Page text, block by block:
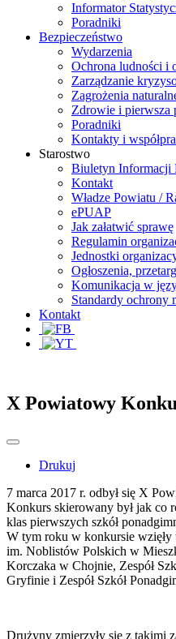
Informator
Poradniki
Bezpieczeństwo
Wydarzenia
Ochrona ludności i
Zarządzanie
Zagrożenia
Zdrowie i pierwsza
Poradniki
Kontakty i
Starostwo
Biuletyn Informacji
Kontakt
Władze Powiatu /
ePUAP
Jak załatwić sprawę
Regulamin
Jednostki
Ogłoszenia,
Komunikacja w
Standardy ochrony
Kontakt
X Powiatowy
Drukuj
7 marca 2017 r. odbył się X
Konkurs skierowany był jak co
klas pierwszych szkół
W tym roku w konkursie wzięły
im. Noblistów Polskich w
Korczaka w Chojnie, Zespół
Gryfinie i Zespół Szkół
Drużyny zmierzyły się z takimi